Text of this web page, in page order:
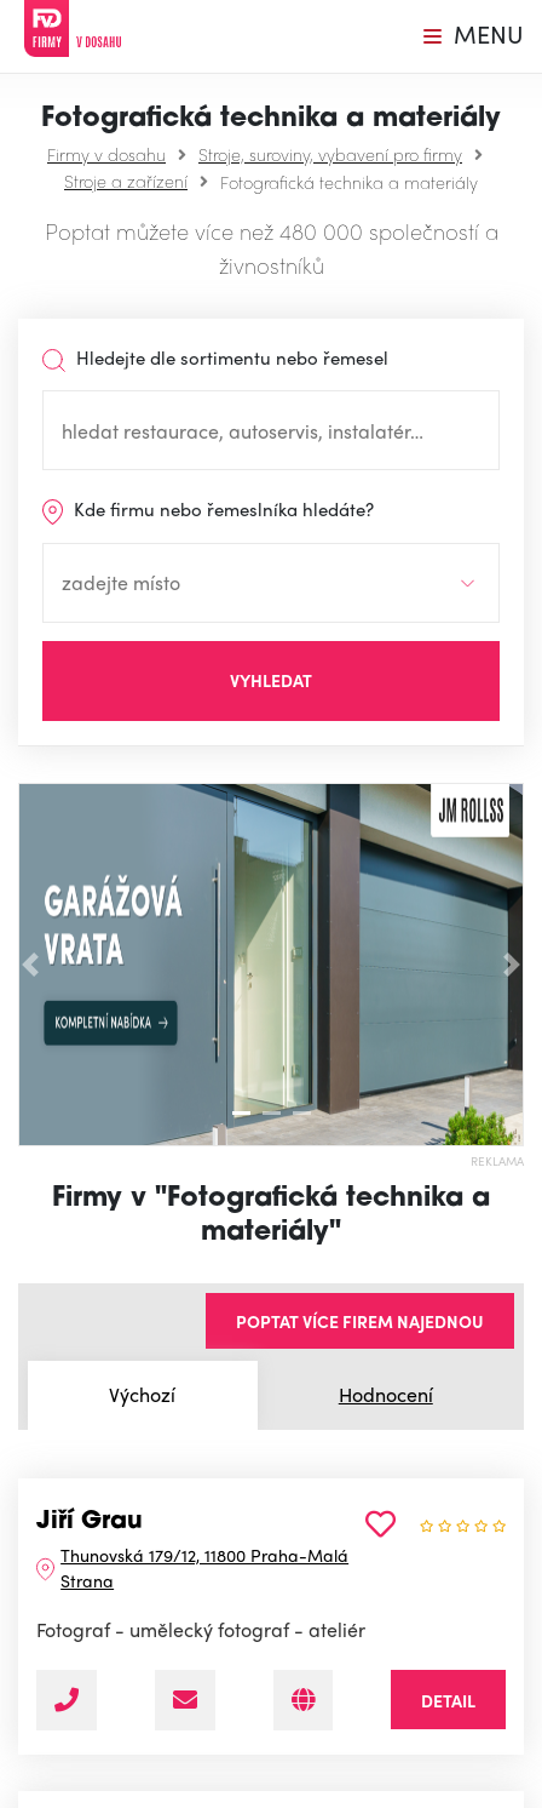
MENU
Fotografická technika a materiály
Firmy v dosahu
Stroje, suroviny, vybavení pro firmy
Stroje a zařízení
Fotografická technika a materiály
Poptat můžete více než 480 000 společností a
živnostníků
Hledejte dle sortimentu nebo řemesel
Kde firmu nebo řemeslníka hledáte?
VYHLEDAT
Předchozí
REKLAMA
Firmy v "Fotografická technika a
materiály"
Výchozí Hodnocení
POPTAT VÍCE FIREM NAJEDNOU
Jiří Grau
Thunovská 179/12, 11800 Praha-Malá
Strana
Fotograf - umělecký fotograf - ateliér
DETAIL